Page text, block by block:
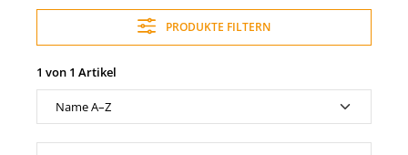
PRODUKTE FILTERN
1 von 1 Artikel